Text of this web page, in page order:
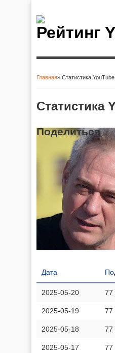
Рейтинг
Главная» Статистика
Статистика
Поделиться
Дата
2025-05-20 77
2025-05-19 77
2025-05-18 77
2025-05-17 77